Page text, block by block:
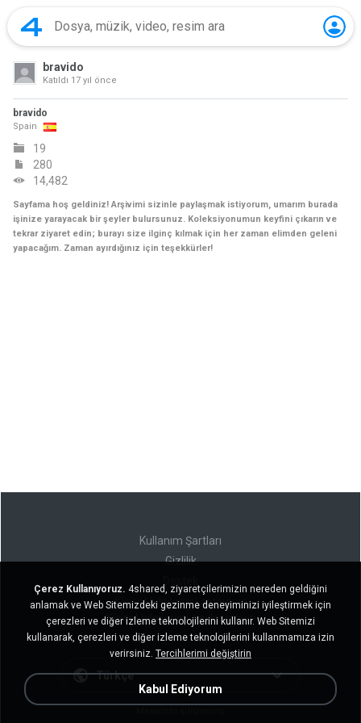
bravido
Katıldı 17 yıl önce
bravido
Spain
19
280
14,482
Sayfama hoş geldiniz! Arşivimi sizinle paylaşmak istiyorum, umarım burada
işinize yarayacak bir şeyler bulursunuz. Koleksiyonumun keyfini çıkarın ve
tekrar ziyaret edin; burayı size ilginç kılmak için her zaman elimden geleni
yapacağım. Zaman ayırdığınız için teşekkürler!
Kullanım Şartları
Gizlilik
Kişisel bilgilerimi satmayın
Kişisel bilgilerimi paylaşmayın
Türkçe
Çerez Kullanıyoruz. 4shared, ziyaretçilerimizin nereden geldiğini
anlamak ve Web Sitemizdeki gezinme deneyiminizi iyileştirmek için
çerezleri ve diğer izleme teknolojilerini kullanır. Web Sitemizi
kullanarak, çerezleri ve diğer izleme teknolojilerini kullanmamıza izin
verirsiniz. Tercihlerimi değiştirin
Kabul Ediyorum